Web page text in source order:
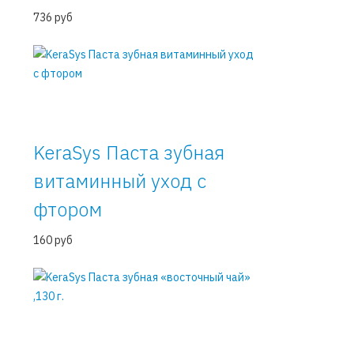
736 руб
KeraSys Паста зубная
витаминный уход с
фтором
160 руб